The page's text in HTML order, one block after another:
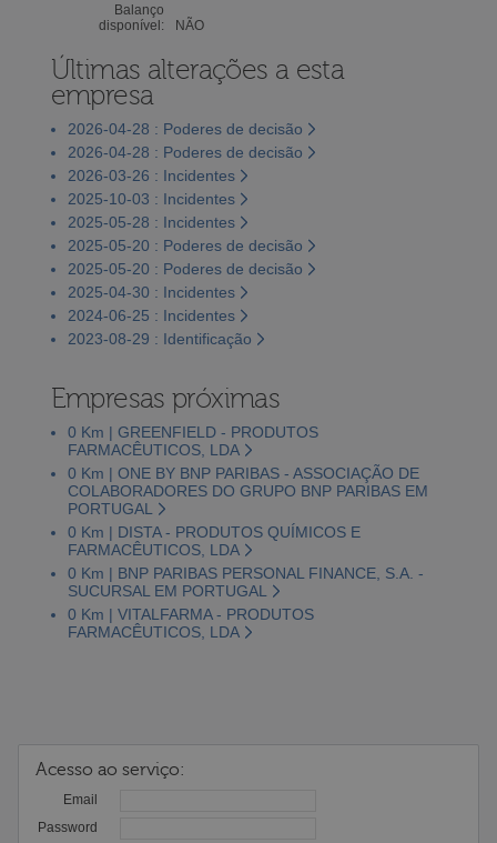
Balanço
disponível:
NÃO
Últimas alterações a esta
empresa
2026-04-28 : Poderes de decisão
2026-04-28 : Poderes de decisão
2026-03-26 : Incidentes
2025-10-03 : Incidentes
2025-05-28 : Incidentes
2025-05-20 : Poderes de decisão
2025-05-20 : Poderes de decisão
2025-04-30 : Incidentes
2024-06-25 : Incidentes
2023-08-29 : Identificação
Empresas próximas
0 Km | GREENFIELD - PRODUTOS
FARMACÊUTICOS, LDA
0 Km | ONE BY BNP PARIBAS - ASSOCIAÇÃO DE
COLABORADORES DO GRUPO BNP PARIBAS EM
PORTUGAL
0 Km | DISTA - PRODUTOS QUÍMICOS E
FARMACÊUTICOS, LDA
0 Km | BNP PARIBAS PERSONAL FINANCE, S.A. -
SUCURSAL EM PORTUGAL
0 Km | VITALFARMA - PRODUTOS
FARMACÊUTICOS, LDA
Acesso ao serviço:
Email
Password